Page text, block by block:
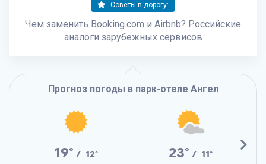
Советы в дорогу:
Чем заменить Booking.com и Airbnb? Российские
аналоги зарубежных сервисов
Прогноз погоды в парк-отеле Ангел
19° / 12°
23° / 11°